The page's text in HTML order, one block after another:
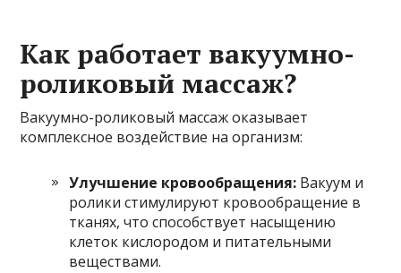
Как работает вакуумно-
роликовый массаж?
Вакуумно-роликовый массаж оказывает
комплексное воздействие на организм:
Улучшение кровообращения: Вакуум и
ролики стимулируют кровообращение в
тканях, что способствует насыщению
клеток кислородом и питательными
веществами.